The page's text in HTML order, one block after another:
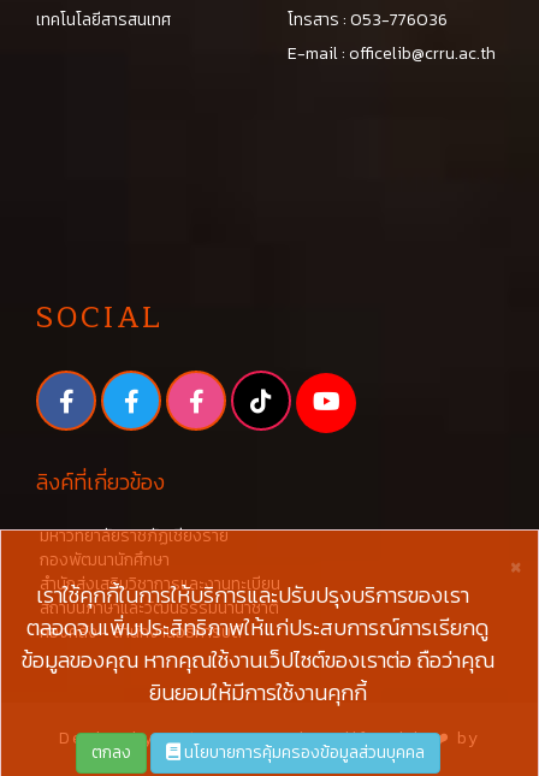
เทคโนโลยีสารสนเทศ
โทรสาร : 053-776036
E-mail :officelib@crru.ac.th
SOCIAL
ลิงค์ที่เกี่ยวข้อง
มหาวิทยาลัยราชภัฏเชียงราย
กองพัฒนานักศึกษา
สำนักส่งเสริมวิชาการและงานทะเบียน
สถาบันภาษาและวัฒนธรรมนานาชาติ
กองคลัง - สำนักงานอธิการบดี
Design byW3layoutsand Modify with ❤️ by
#CRRUDevTeams
×
เราใช้คุกกี้ในการให้บริการและปรับปรุงบริการของเรา
ตลอดจนเพิ่มประสิทธิภาพให้แก่ประสบการณ์การเรียกดู
ข้อมูลของคุณ หากคุณใช้งานเว็ปไซต์ของเราต่อ ถือว่าคุณ
ยินยอมให้มีการใช้งานคุกกี้
ตกลง นโยบายการคุ้มครองข้อมูลส่วนบุคคล